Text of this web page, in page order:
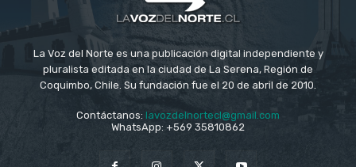
La Voz del Norte es una publicación digital independiente y
pluralista editada en la ciudad de La Serena, Región de
Coquimbo, Chile. Su fundación fue el 20 de abril de 2010.
Contáctanos: lavozdelnortecl@gmail.com
WhatsApp: +569 35810862